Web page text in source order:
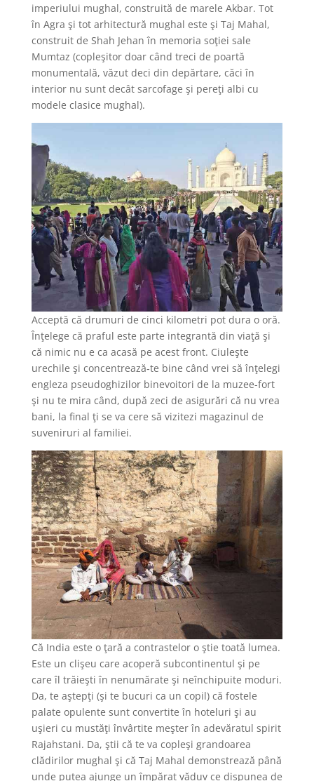
imperiului mughal, construită de marele Akbar. Tot
în Agra şi tot arhitectură mughal este şi Taj Mahal,
construit de Shah Jehan în memoria soţiei sale
Mumtaz (copleşitor doar când treci de poartă
monumentală, văzut deci din depărtare, căci în
interior nu sunt decât sarcofage şi pereţi albi cu
modele clasice mughal).
Acceptă că drumuri de cinci kilometri pot dura o oră.
Înţelege că praful este parte integrantă din viaţă şi
că nimic nu e ca acasă pe acest front. Ciuleşte
urechile şi concentrează‑te bine când vrei să înţelegi
engleza pseudoghizilor binevoitori de la muzee-fort
şi nu te mira când, după zeci de asigurări că nu vrea
bani, la final ţi se va cere să vizitezi magazinul de
suveniruri al familiei.
Că India este o ţară a contrastelor o ştie toată lumea.
Este un clişeu care acoperă subcontinentul şi pe
care îl trăieşti în nenumărate şi neînchipuite moduri.
Da, te aştepţi (şi te bucuri ca un copil) că fostele
palate opulente sunt convertite în hoteluri şi au
uşieri cu mustăţi învârtite meşter în adevăratul spirit
Rajahstani. Da, ştii că te va copleşi grandoarea
clădirilor mughal şi că Taj Mahal demonstrează până
unde putea ajunge un împărat văduv ce dispunea de